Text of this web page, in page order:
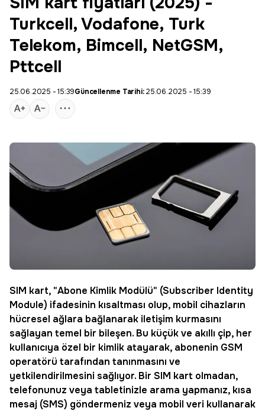
Turkcell, Vodafone, Turk
Telekom, Bimcell, NetGSM,
Pttcell
25.06.2025 - 15:39Güncellenme Tarihi:25.06.2025 - 15:39
SIM kart, "Abone Kimlik Modülü" (Subscriber Identity
Module) ifadesinin kısaltması olup, mobil cihazların
hücresel ağlara bağlanarak iletişim kurmasını
sağlayan temel bir bileşen. Bu küçük ve akıllı çip, her
kullanıcıya özel bir kimlik atayarak, abonenin GSM
operatörü tarafından tanınmasını ve
yetkilendirilmesini sağlıyor. Bir SIM kart olmadan,
telefonunuz veya tabletinizle arama yapmanız, kısa
mesaj (SMS) göndermeniz veya mobil veri kullanarak